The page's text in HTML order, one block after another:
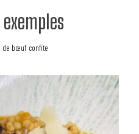
de bœuf confite